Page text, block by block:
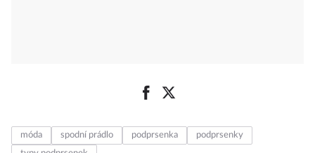
móda spodní prádlo podprsenka
podprsenky